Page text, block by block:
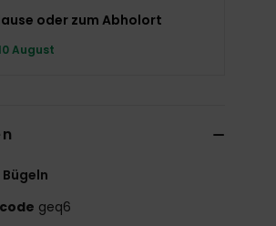
oder zum Abholort
August
geq6